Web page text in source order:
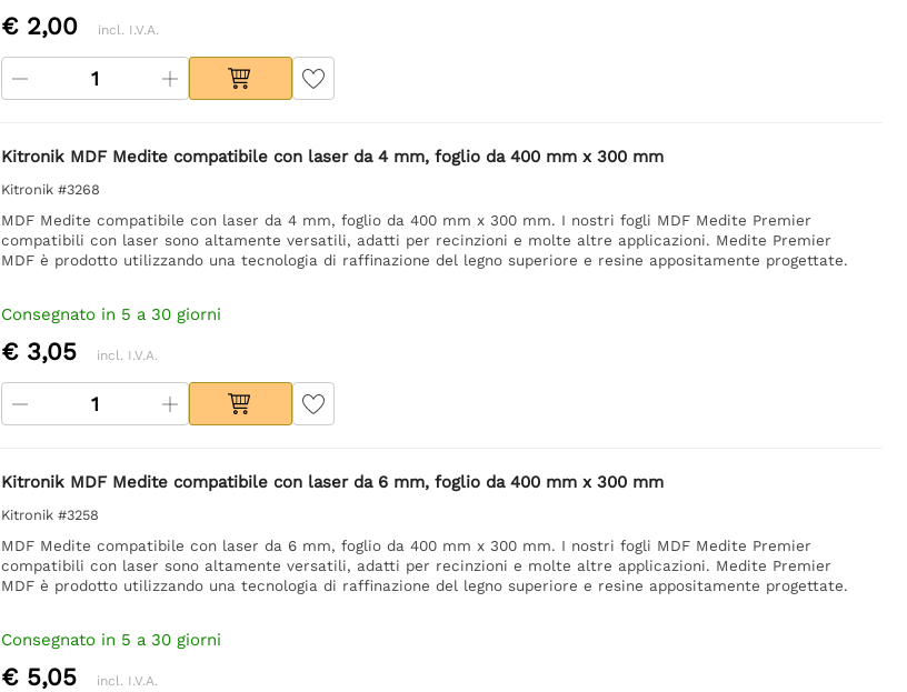
€ 2,00 incl. I.V.A.
Kitronik MDF Medite compatibile con laser da 4 mm, foglio da 400 mm x 300 mm
Kitronik #3268
MDF Medite compatibile con laser da 4 mm, foglio da 400 mm x 300 mm. I nostri fogli MDF Medite Premier
compatibili con laser sono altamente versatili, adatti per recinzioni e molte altre applicazioni. Medite Premier
MDF è prodotto utilizzando una tecnologia di raffinazione del legno superiore e resine appositamente progettate.
Consegnato in 5 a 30 giorni
€ 3,05 incl. I.V.A.
Kitronik MDF Medite compatibile con laser da 6 mm, foglio da 400 mm x 300 mm
Kitronik #3258
MDF Medite compatibile con laser da 6 mm, foglio da 400 mm x 300 mm. I nostri fogli MDF Medite Premier
compatibili con laser sono altamente versatili, adatti per recinzioni e molte altre applicazioni. Medite Premier
MDF è prodotto utilizzando una tecnologia di raffinazione del legno superiore e resine appositamente progettate.
Consegnato in 5 a 30 giorni
€ 5,05 incl. I.V.A.